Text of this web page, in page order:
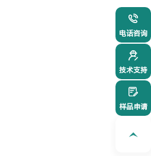
电话咨询
021-
技术支持
样品申请